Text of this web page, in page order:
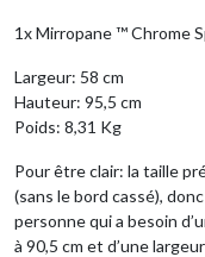
1x Mirropane ™ Chrome
Largeur: 58 cm
Hauteur: 95,5 cm
Poids: 8,31 Kg
Pour être clair: la taille
(sans le bord cassé),
personne qui a besoin
à 90,5 cm et d’une